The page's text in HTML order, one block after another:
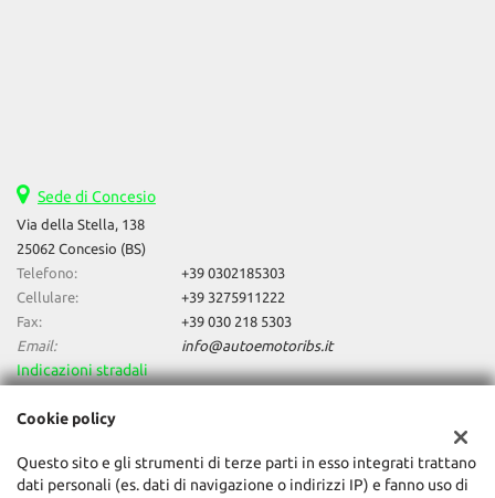
Sede di Concesio
Via della Stella, 138
25062 Concesio (BS)
Telefono:
+39 0302185303
Cellulare:
+39 3275911222
Fax:
+39 030 218 5303
Email:
info@autoemotoribs.it
Indicazioni stradali
Auto & Motori Di Daniele Bagozzi
Cookie policy
Questo sito e gli strumenti di terze parti in esso integrati trattano
dati personali (es. dati di navigazione o indirizzi IP) e fanno uso di